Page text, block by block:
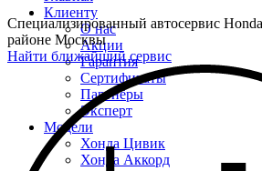
Клиенту
О нас
Акции
Гарантия
Сертификаты
Партнёры
Эксперт
Модели
Хонда Цивик
Хонда Аккорд
Специализированный автосервис
районе Москвы
Найти ближайший сервис